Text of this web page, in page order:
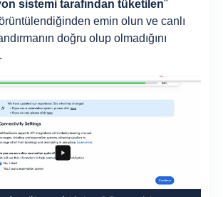
sistemi tarafından tüketilen"
emin olun ve canlı
doğru olup olmadığını